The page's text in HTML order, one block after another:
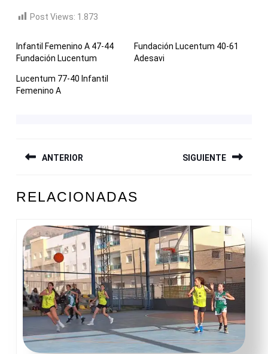
Post Views: 1.873
Infantil Femenino A 47-44
Fundación Lucentum
Fundación Lucentum 40-61
Adesavi
Lucentum 77-40 Infantil
Femenino A
DE
ANTERIOR
anterior:
SIGUIENTE
entrada:
RELACIONADAS